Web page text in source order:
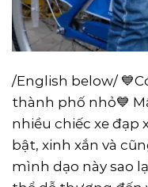
/English below/
thành phố nhỏ💙
nhiều chiếc xe đạp
bật, xinh xắn và
mình dạo này sao